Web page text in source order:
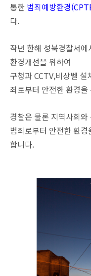
통한 범죄예방환경
다.
작년 한해 성북경찰서
환경개선을 위하여
구청과 CCTV,비상벨
죄로부터 안전한 환경
경찰은 물론 지역사회와
범죄로부터 안전한 환
합니다.